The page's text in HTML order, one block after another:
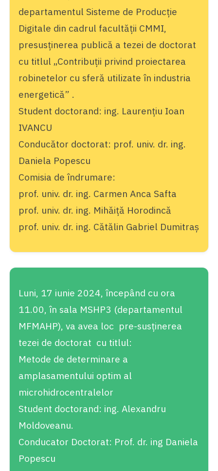
departamentul Sisteme de Producție
Digitale din cadrul facultății CMMI,
presusținerea publică a tezei de doctorat
cu titlul „Contribuții privind proiectarea
robinetelor cu sferă utilizate în industria
energetică” .
Student doctorand: ing. Laurențiu Ioan
IVANCU
Conducător doctorat: prof. univ. dr. ing.
Daniela Popescu
Comisia de îndrumare:
prof. univ. dr. ing. Carmen Anca Safta
prof. univ. dr. ing. Mihăiță Horodincă
prof. univ. dr. ing. Cătălin Gabriel Dumitraș
Luni, 17 iunie 2024, începând cu ora
11.00, în sala MSHP3 (departamentul
MFMAHP), va avea loc pre-susținerea
tezei de doctorat cu titlul:
Metode de determinare a
amplasamentului optim al
microhidrocentralelor
Student doctorand: ing. Alexandru
Moldoveanu.
Conducator Doctorat: Prof. dr. ing Daniela
Popescu